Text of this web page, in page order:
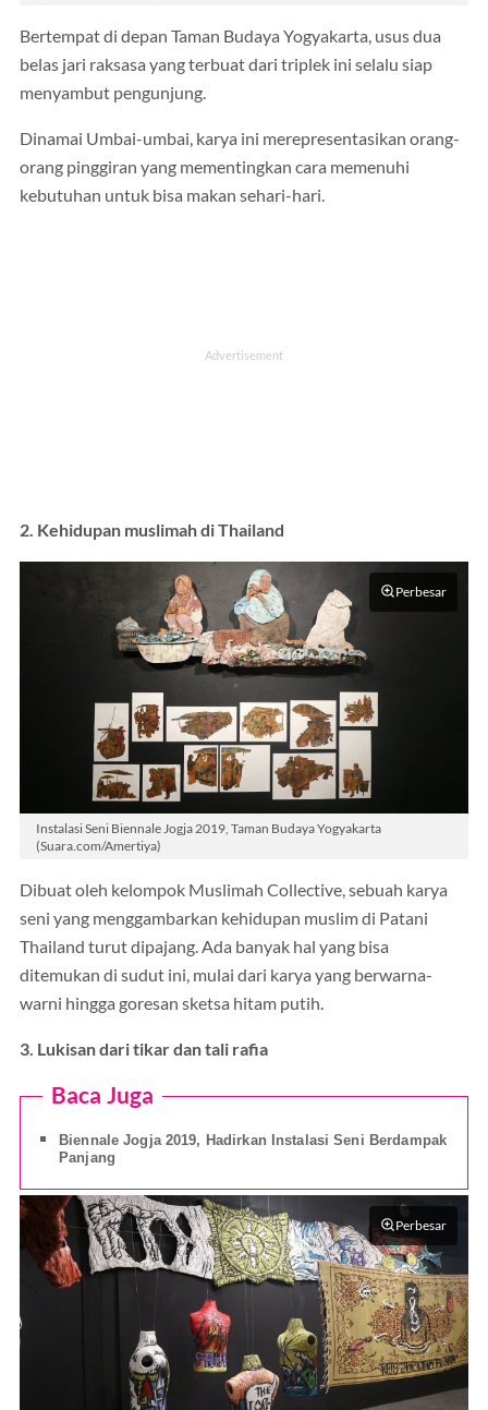
Bertempat di depan Taman Budaya Yogyakarta, usus dua
belas jari raksasa yang terbuat dari triplek ini selalu siap
menyambut pengunjung.
Dinamai Umbai-umbai, karya ini merepresentasikan orang-
orang pinggiran yang mementingkan cara memenuhi
kebutuhan untuk bisa makan sehari-hari.
2. Kehidupan muslimah di Thailand
Perbesar
Instalasi Seni Biennale Jogja 2019, Taman Budaya Yogyakarta
(Suara.com/Amertiya)
Dibuat oleh kelompok Muslimah Collective, sebuah karya
seni yang menggambarkan kehidupan muslim di Patani
Thailand turut dipajang. Ada banyak hal yang bisa
ditemukan di sudut ini, mulai dari karya yang berwarna-
warni hingga goresan sketsa hitam putih.
3. Lukisan dari tikar dan tali rafia
Baca Juga
Biennale Jogja 2019, Hadirkan Instalasi Seni Berdampak
Panjang
Perbesar